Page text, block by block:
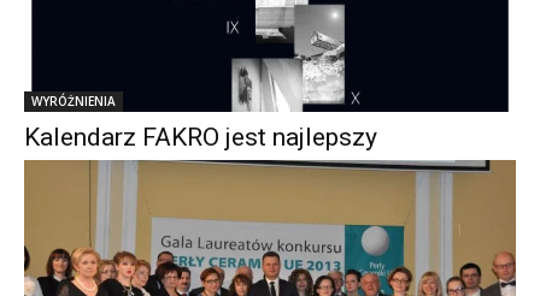
WYRÓŻNIENIA
Kalendarz FAKRO jest najlepszy